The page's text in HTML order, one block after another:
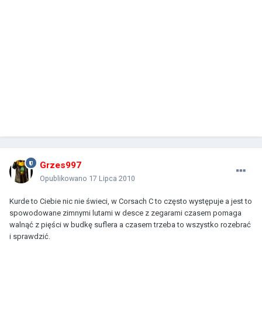
Grzes997
Opublikowano 17 Lipca 2010
Kurde to Ciebie nic nie świeci, w Corsach C to często występuje a jest to
spowodowane zimnymi lutami w desce z zegarami czasem pomaga
walnąć z pięści w budkę suflera a czasem trzeba to wszystko rozebrać
i sprawdzić.